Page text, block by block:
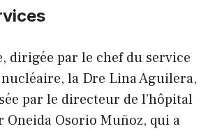
dirigée par le chef du service
la Dre Lina Aguilera,
par le directeur de l’hôpital
Oneida Osorio Muñoz, qui a